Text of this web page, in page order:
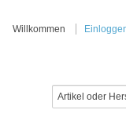
Willkommen